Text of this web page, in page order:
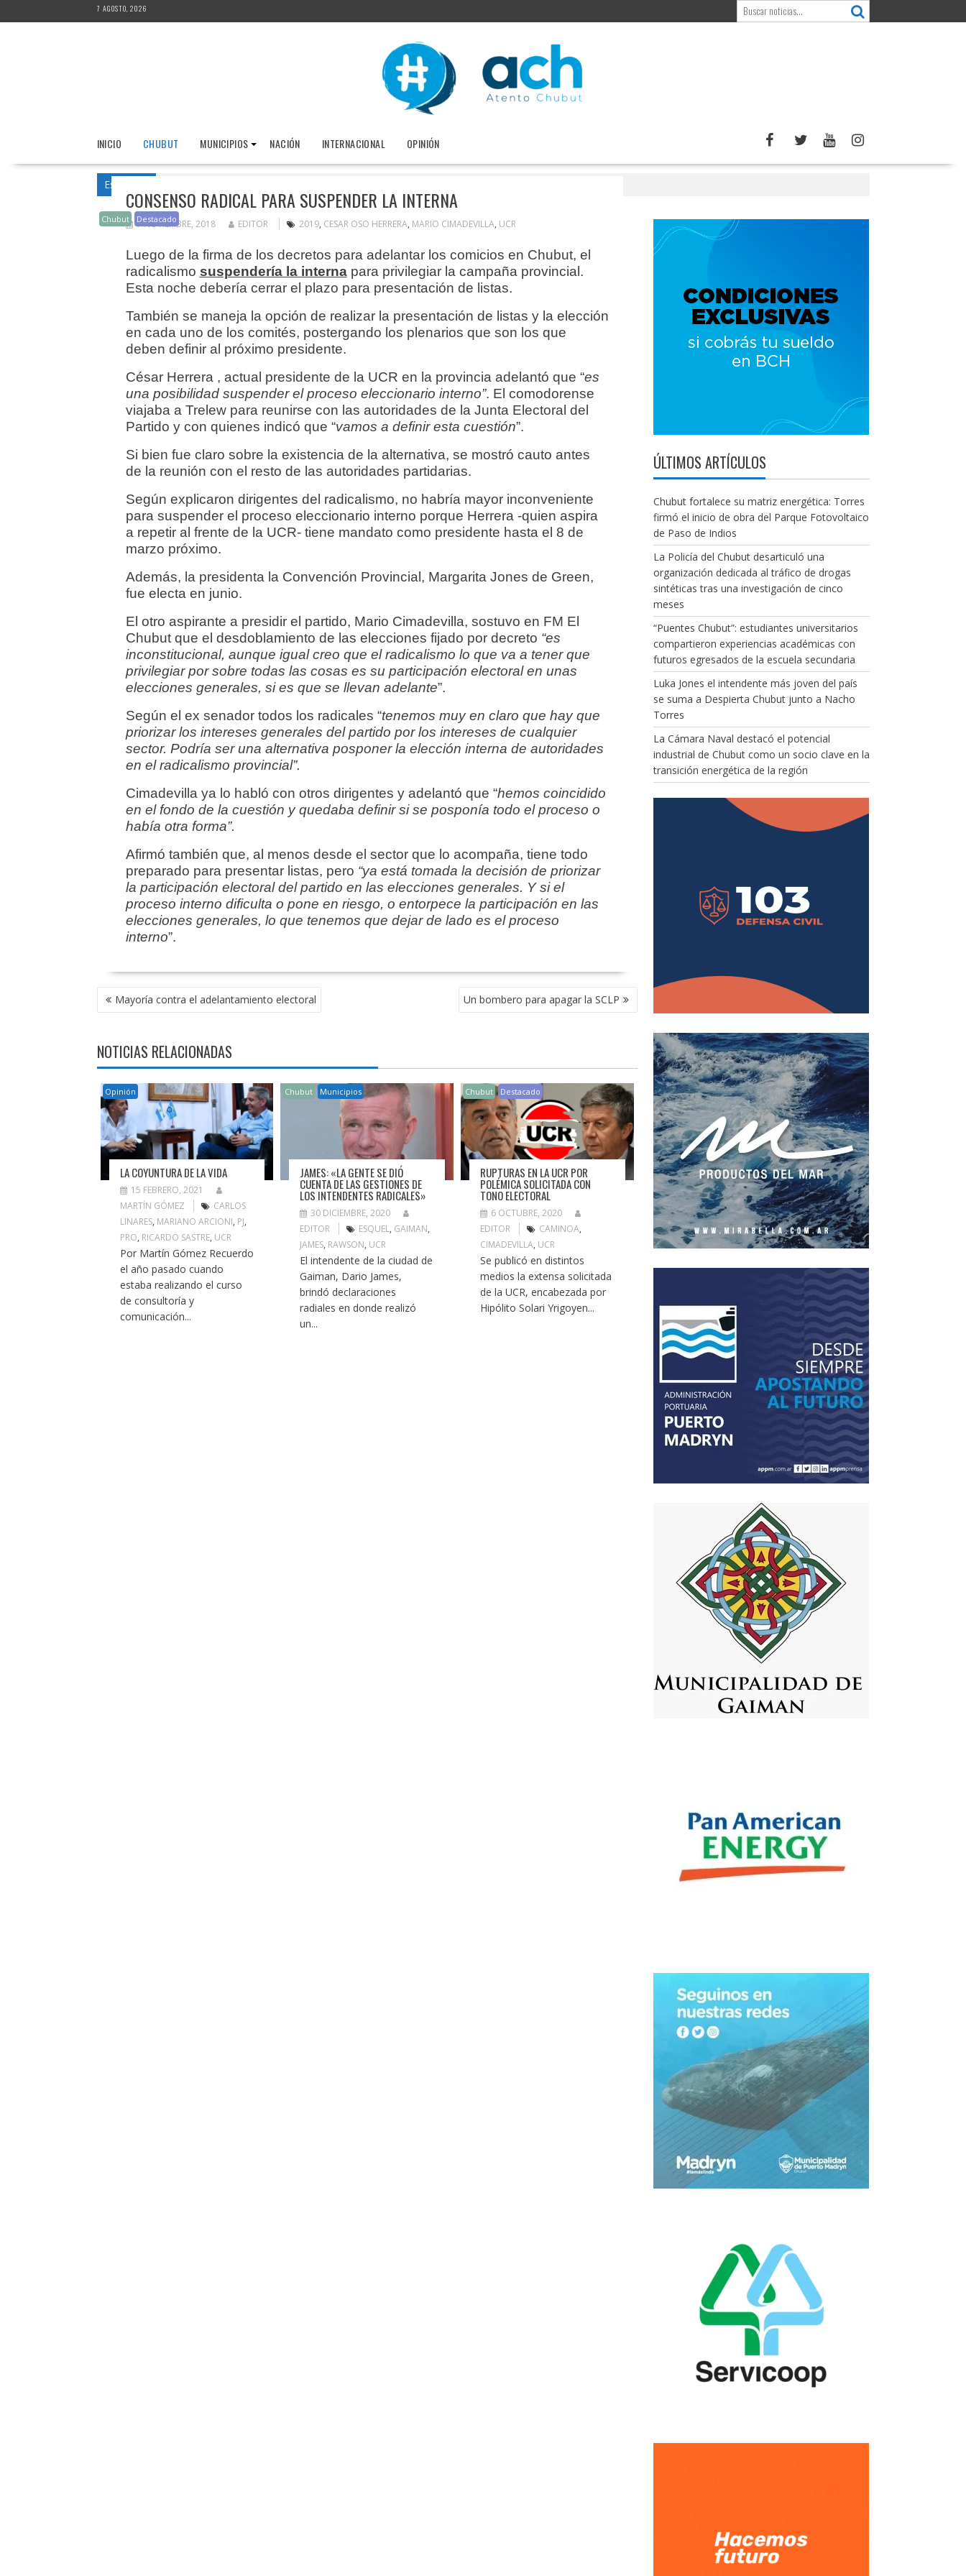
al
7 AGOSTO, 2026
INICIO CHUBUT MUNICIPIOS NACIÓN INTERNACIONAL OPINIÓN
Estás acá
Chubut Destacado
CONSENSO RADICAL PARA SUSPENDER LA INTERNA
7 NOVIEMBRE, 2018 EDITOR 2019, CESAR OSO HERRERA, MARIO CIMADEVILLA, UCR
Luego de la firma de los decretos para adelantar los comicios en Chubut, el
radicalismo suspendería la internapara privilegiar la campaña provincial.
Esta noche debería cerrar el plazo para presentación de listas.
También se maneja la opción de realizar la presentación de listas y la elección
en cada uno de los comités, postergando los plenarios que son los que
deben definir al próximo presidente.
César Herrera , actual presidente de la UCR en la provincia adelantó que “es
una posibilidad suspender el proceso eleccionario interno”. El comodorense
viajaba a Trelew para reunirse con las autoridades de la Junta Electoral del
Partido y con quienes indicó que “vamos a definir esta cuestión”.
Si bien fue claro sobre la existencia de la alternativa, se mostró cauto antes
de la reunión con el resto de las autoridades partidarias.
Según explicaron dirigentes del radicalismo, no habría mayor inconveniente
para suspender el proceso eleccionario interno porque Herrera -quien aspira
a repetir al frente de la UCR- tiene mandato como presidente hasta el 8 de
marzo próximo.
Además, la presidenta la Convención Provincial, Margarita Jones de Green,
fue electa en junio.
El otro aspirante a presidir el partido, Mario Cimadevilla, sostuvo en FM El
Chubut que el desdoblamiento de las elecciones fijado por decreto “es
inconstitucional, aunque igual creo que el radicalismo lo que va a tener que
privilegiar por sobre todas las cosas es su participación electoral en unas
elecciones generales, si es que se llevan adelante”.
Según el ex senador todos los radicales “tenemos muy en claro que hay que
priorizar los intereses generales del partido por los intereses de cualquier
sector. Podría ser una alternativa posponer la elección interna de autoridades
en el radicalismo provincial”.
Cimadevilla ya lo habló con otros dirigentes y adelantó que “hemos coincidido
en el fondo de la cuestión y quedaba definir si se posponía todo el proceso o
había otra forma”.
Afirmó también que, al menos desde el sector que lo acompaña, tiene todo
preparado para presentar listas, pero “ya está tomada la decisión de priorizar
la participación electoral del partido en las elecciones generales. Y si el
proceso interno dificulta o pone en riesgo, o entorpece la participación en las
elecciones generales, lo que tenemos que dejar de lado es el proceso
interno”.
NAVEGACIÓN
DE Mayoría contra el adelantamiento electoral Un bombero para apagar la SCLP
NOTICIAS RELACIONADAS
Opinión
LA COYUNTURA DE LA VIDA
15 FEBRERO, 2021
MARTÍN GÓMEZ
CARLOS
LINARES, MARIANO ARCIONI, PJ,
PRO, RICARDO SASTRE, UCR
Por Martín Gómez Recuerdo
el año pasado cuando
estaba realizando el curso
de consultoría y
comunicación...
Chubut Municipios
JAMES: «LA GENTE SE DIÓ
CUENTA DE LAS GESTIONES DE
LOS INTENDENTES RADICALES»
30 DICIEMBRE, 2020
EDITOR
ESQUEL, GAIMAN,
JAMES, RAWSON, UCR
El intendente de la ciudad de
Gaiman, Dario James,
brindó declaraciones
radiales en donde realizó
un...
Chubut Destacado
RUPTURAS EN LA UCR POR
POLÉMICA SOLICITADA CON
TONO ELECTORAL
6 OCTUBRE, 2020
EDITOR
CAMINOA,
CIMADEVILLA, UCR
Se publicó en distintos
medios la extensa solicitada
de la UCR, encabezada por
Hipólito Solari Yrigoyen...
ÚLTIMOS ARTÍCULOS
Chubut fortalece su matriz energética: Torres
firmó el inicio de obra del Parque Fotovoltaico
de Paso de Indios
La Policía del Chubut desarticuló una
organización dedicada al tráfico de drogas
sintéticas tras una investigación de cinco
meses
“Puentes Chubut”: estudiantes universitarios
compartieron experiencias académicas con
futuros egresados de la escuela secundaria
Luka Jones el intendente más joven del país
se suma a Despierta Chubut junto a Nacho
Torres
La Cámara Naval destacó el potencial
industrial de Chubut como un socio clave en la
transición energética de la región